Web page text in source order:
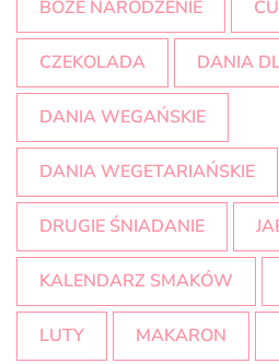
BOŻE NARODZENIE
CZEKOLADA DANIA
DANIA WEGAŃSKIE
DANIA WEGETARIAŃSKIE
DRUGIE ŚNIADANIE
KALENDARZ SMAKÓW
LUTY MAKARON